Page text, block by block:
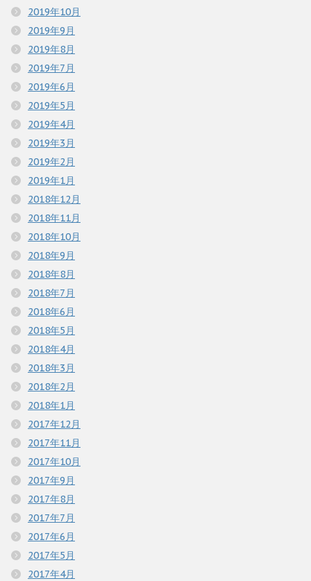
2019年10月
2019年9月
2019年8月
2019年7月
2019年6月
2019年5月
2019年4月
2019年3月
2019年2月
2019年1月
2018年12月
2018年11月
2018年10月
2018年9月
2018年8月
2018年7月
2018年6月
2018年5月
2018年4月
2018年3月
2018年2月
2018年1月
2017年12月
2017年11月
2017年10月
2017年9月
2017年8月
2017年7月
2017年6月
2017年5月
2017年4月